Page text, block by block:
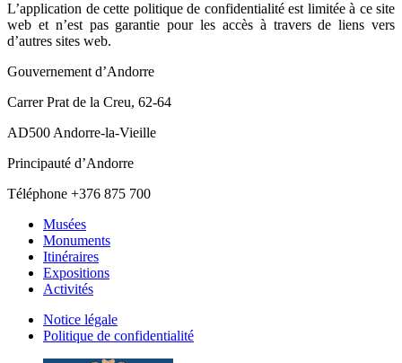
L’application de cette politique de confidentialité est limitée à ce site
web et n’est pas garantie pour les accès à travers de liens vers
d’autres sites web.
Gouvernement d’Andorre
Carrer Prat de la Creu, 62-64
AD500 Andorre-la-Vieille
Principauté d’Andorre
Téléphone +376 875 700
Musées
Monuments
Itinéraires
Expositions
Activités
Notice légale
Politique de confidentialité